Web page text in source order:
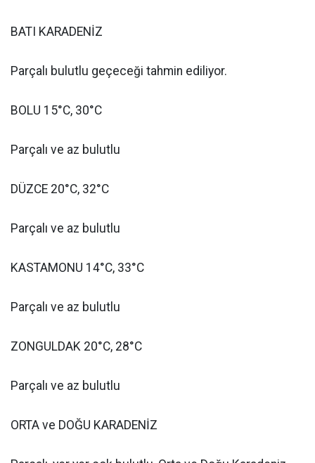
BATI KARADENİZ
Parçalı bulutlu geçeceği tahmin ediliyor.
BOLU 15°C, 30°C
Parçalı ve az bulutlu
DÜZCE 20°C, 32°C
Parçalı ve az bulutlu
KASTAMONU 14°C, 33°C
Parçalı ve az bulutlu
ZONGULDAK 20°C, 28°C
Parçalı ve az bulutlu
ORTA ve DOĞU KARADENİZ